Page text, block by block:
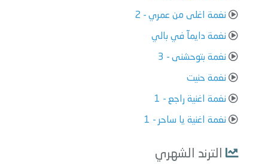
نغمة اغلى من عمري - 2
نغمة دايمآ في بالي
نغمة بتوحشنى - 3
نغمة حنيت
نغمة اغنية راجع - 1
نغمة اغنية يا ساحر - 1
الترند الشهري